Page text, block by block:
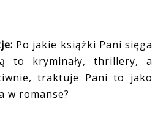
Po jakie książki Pani sięga
to kryminały, thrillery, a
traktuje Pani to jako
w romanse?